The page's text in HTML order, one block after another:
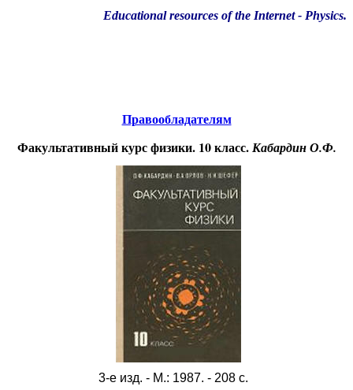
Educational resources of the Internet- Physics.
Правообладателям
Факультативный курс физики. 10 класс.Кабардин О.Ф.
3-е изд. - М.: 1987. - 208 с.